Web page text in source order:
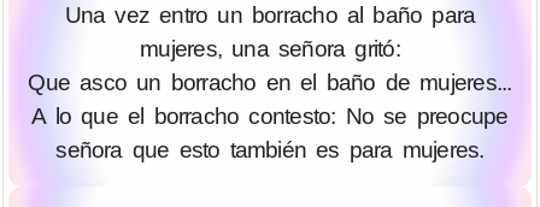
Una vez entro un borracho al baño para
mujeres, una señora gritó:
Que asco un borracho en el baño de mujeres...
A lo que el borracho contesto: No se preocupe
señora que esto también es para mujeres.